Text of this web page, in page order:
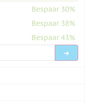
Bespaar 30%
Bespaar 38%
Bespaar 43%